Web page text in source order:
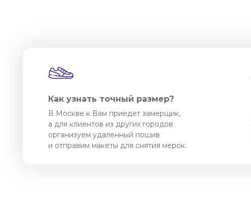
В Москве к Вам приедет замерщик,
а для клиентов из других городов
организуем удаленный пошив
и отправим макеты для снятия мерок.
Как узнать точный размер?